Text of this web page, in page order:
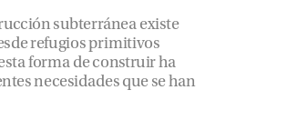
subterránea existe
refugiosprimitivos
forma de construirha
necesidades que sehan